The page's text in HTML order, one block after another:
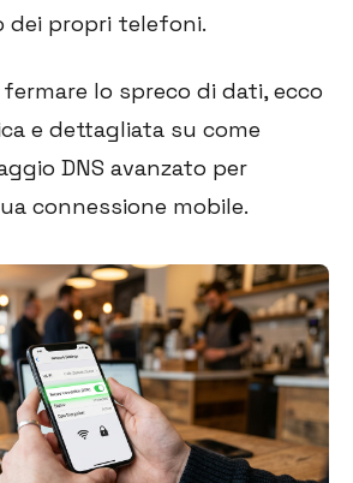
dei propri telefoni.
lo spreco di dati, ecco
e dettagliata su come
DNS avanzato per
connessione mobile.